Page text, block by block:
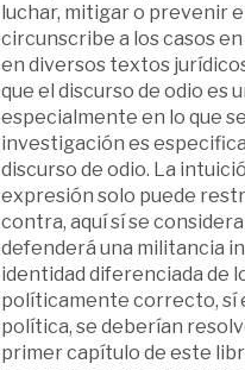
luchar, mitigar o prevenir
circunscribe a los casos
en diversos textos
que el discurso de odio es
especialmente en lo que
investigación es
discurso de odio. La
expresión solo puede
contra, aquí sí se
defenderá una militancia
identidad diferenciada de
políticamente correcto, sí
política, se deberían
primer capítulo de este